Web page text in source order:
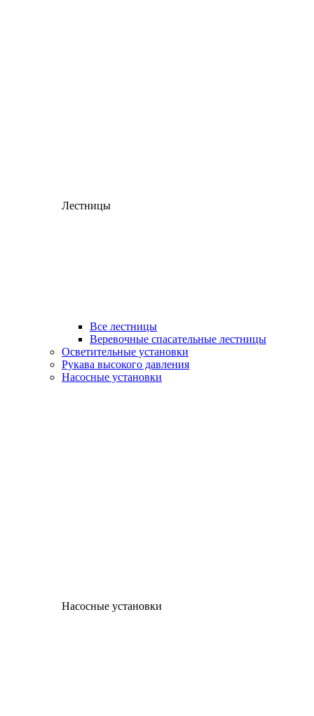
Лестницы
Все лестницы
Веревочные спасательные лестницы
Осветительные установки
Рукава высокого давления
Насосные установки
Насосные установки